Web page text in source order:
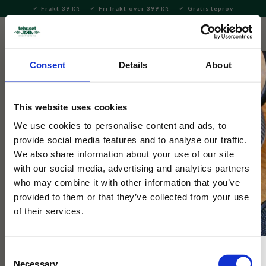
Consent Details About
This website uses cookies
We use cookies to personalise content and ads, to
provide social media features and to analyse our traffic.
We also share information about your use of our site
with our social media, advertising and analytics partners
who may combine it with other information that you’ve
provided to them or that they’ve collected from your use
of their services.
Necessary
Meny
Frakt 39 KR Fri frakt över 399 KR Gratis teprov
Hem & Inredningsdetaljer
Snobben
Doftljus Posy
Doftljus med motiv på woodstock och sin blomma, med doft
av viol och tusensköna.